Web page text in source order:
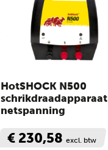
HotSHOCK N500
schrikdraadapparaat
netspanning
€ 230,58excl. btw